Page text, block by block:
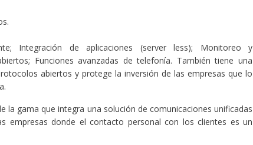
Integración de aplicaciones (server less); Monitoreo y
Funciones avanzadas de telefonía. También tiene una
abiertos y protege la inversión de las empresas que lo
la gama que integra una solución de comunicaciones unificadas
empresas donde el contacto personal con los clientes es un